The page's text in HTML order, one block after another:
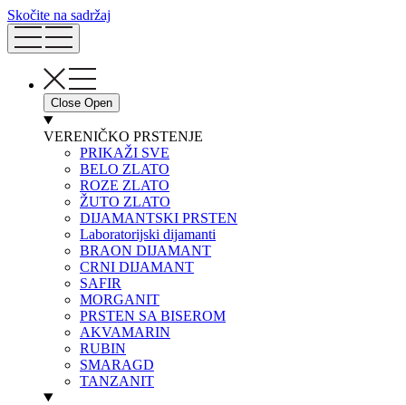
Skočite na sadržaj
Close Open
VERENIČKO PRSTENJE
PRIKAŽI SVE
BELO ZLATO
ROZE ZLATO
ŽUTO ZLATO
DIJAMANTSKI PRSTEN
Laboratorijski dijamanti
BRAON DIJAMANT
CRNI DIJAMANT
SAFIR
MORGANIT
PRSTEN SA BISEROM
AKVAMARIN
RUBIN
SMARAGD
TANZANIT